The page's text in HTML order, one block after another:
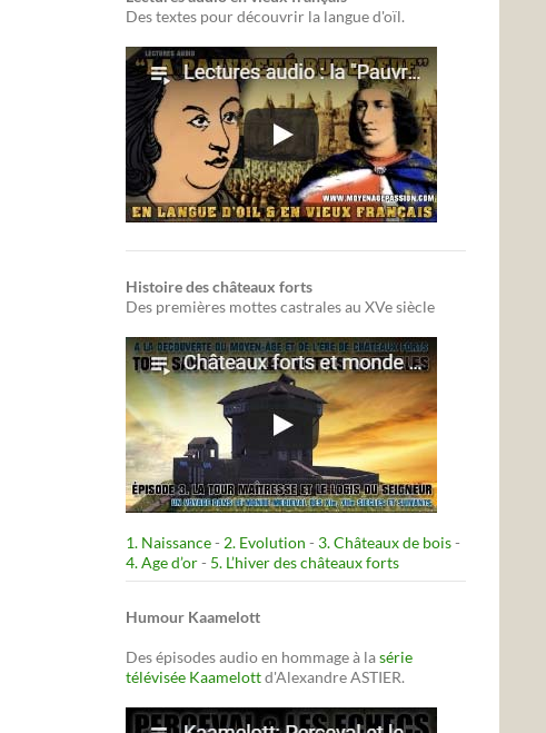
Des textes pour découvrir la langue d'oïl.
Histoire des châteaux forts
Des premières mottes castrales au XVe siècle
1. Naissance- 2. Evolution - 3. Châteaux de bois-
4. Age d’or- 5. L’hiver des châteaux forts
Humour Kaamelott
Des épisodes audio en hommage à lasérie
télévisée Kaamelottd'Alexandre ASTIER.